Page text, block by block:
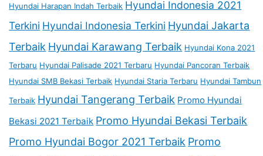
Hyundai Harapan Indah Terbaik Hyundai Indonesia 2021
Terkini Hyundai Indonesia Terkini Hyundai Jakarta
Terbaik Hyundai Karawang Terbaik Hyundai Kona 2021
Terbaru Hyundai Palisade 2021 Terbaru Hyundai Pancoran Terbaik
Hyundai SMB Bekasi Terbaik Hyundai Staria Terbaru Hyundai Tambun
Terbaik Hyundai Tangerang Terbaik Promo Hyundai
Bekasi 2021 Terbaik Promo Hyundai Bekasi Terbaik
Promo Hyundai Bogor 2021 Terbaik Promo